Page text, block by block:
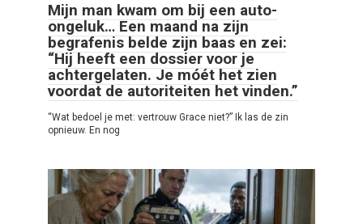
Mijn man kwam om bij een auto-
ongeluk… Een maand na zijn
begrafenis belde zijn baas en zei:
“Hij heeft een dossier voor je
achtergelaten. Je móét het zien
voordat de autoriteiten het vinden.”
“Wat bedoel je met: vertrouw Grace niet?” Ik las de zin
opnieuw. En nog